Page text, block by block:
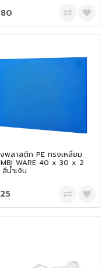
งพลาสติก PE ทรงเหลี่ยม
WARE 40 x 30 x 2
น้ำเงิน